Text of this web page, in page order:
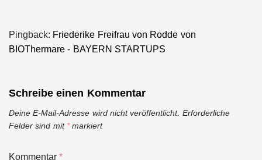
Pingback: Friederike Freifrau von Rodde von
BIOThermare - BAYERN STARTUPS
Schreibe einen Kommentar
Deine E-Mail-Adresse wird nicht veröffentlicht. Erforderliche
Felder sind mit *markiert
Kommentar*